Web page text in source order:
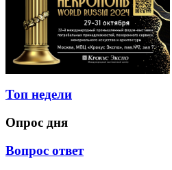
Топ недели
Опрос дня
Вопрос ответ